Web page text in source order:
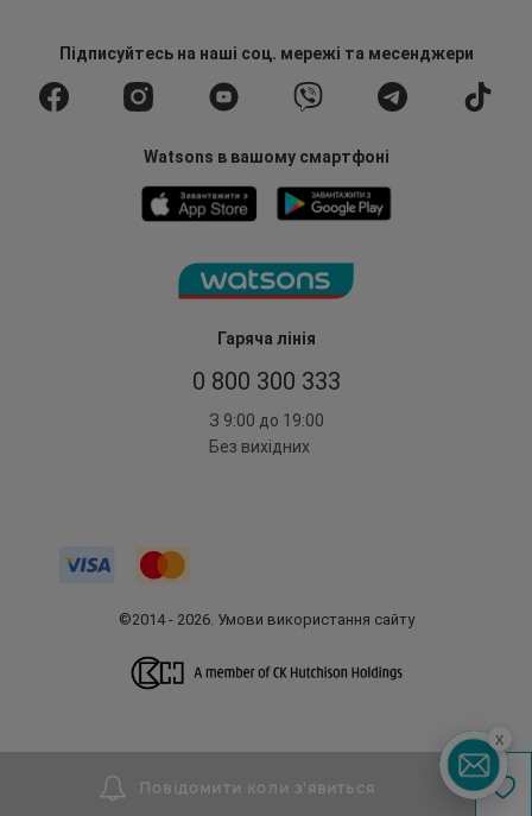
Гаряча лінія
0 800 300 333
З 9:00 до 19:00
Без вихідних
Підписуйтесьна наші соц. мережі та месенджери
Watsons в вашому смартфоні
©2014 - 2026. Умови використання сайту
x